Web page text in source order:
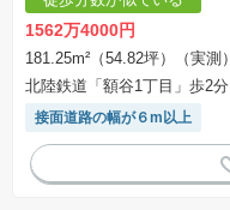
1562万4000円
181.25m²（54.82坪）（実測）
北陸鉄道「額谷1丁目」歩2分
接面道路の幅が６m以上